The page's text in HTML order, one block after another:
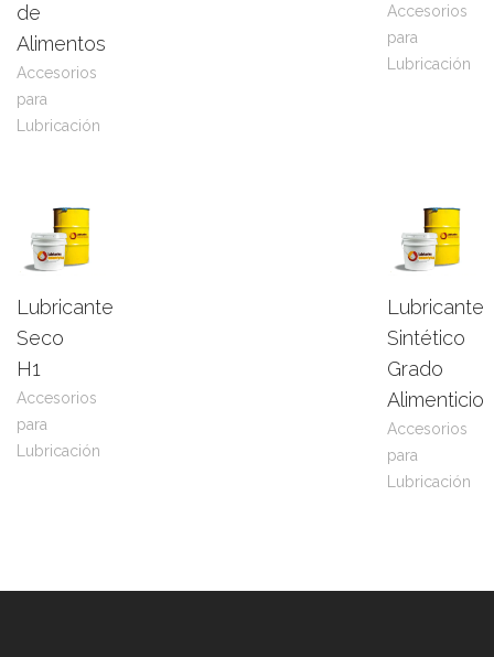
de
Alimentos
Accesorios
para
Lubricación
Accesorios
para
Lubricación
Lubricante
Seco
H1
Accesorios
para
Lubricación
Lubricante
Sintético
Grado
Alimenticio
Accesorios
para
Lubricación